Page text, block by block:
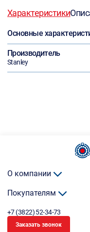
Характеристики
Основные
Производитель
Stanley
О компании
Покупателям
+7 (3822) 52-34-73
Заказать звонок